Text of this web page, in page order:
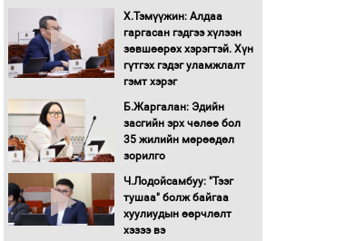
нээлттэй ил тод болгоно
Монгол Улс “COP17”-д
“Тал хээрийн
танилцуулна
16 төрлийн эмийг нэг эх
үүсвэрээс худалдан авах
Бүх шатанд хэмнэлтийн
горимд шилжиж, найр
Х.Тэмүүжин: Алдаа
гаргасан гэдгээ хүлээн
зөвшөөрөх хэрэгтэй. Хүн
гүтгэх гэдэг уламжлалт
гэмт хэрэг
Б.Жаргалан: Эдийн
засгийн эрх чөлөө бол
35 жилийн мөрөөдөл
зорилго
Ч.Лодойсамбуу: "Тээг
тушаа" болж байгаа
хуулиудын өөрчлөлт
хэзээ вэ